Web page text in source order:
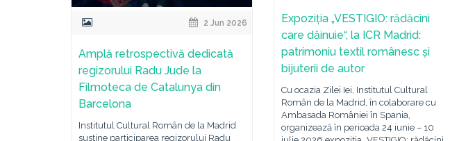
Expoziția „VESTIGIO: rădăcini
care dăinuie“, la ICR Madrid:
patrimoniu textil românesc și
bijuterii de autor
Cu ocazia Zilei Iei, Institutul Cultural
Român de la Madrid, în colaborare cu
Ambasada României în Spania,
organizează în perioada 24 iunie – 10
2 Jun 2026
Amplă retrospectivă dedicată
regizorului Radu Jude la
Filmoteca de Catalunya din
Barcelona
Institutul Cultural Român de la Madrid
susține participarea regizorului Radu